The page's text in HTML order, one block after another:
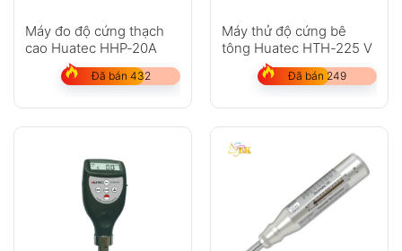
Máy đo độ cứng thạch
cao Huatec HHP-20A
Đã bán 432
Máy thử độ cứng bê
tông Huatec HTH-225 V
Đã bán 249